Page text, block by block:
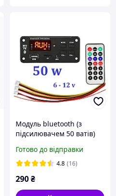
Модуль bluetooth (з
підсилювачем 50 ватів)
Готово до відправки
4.8 (16)
290₴